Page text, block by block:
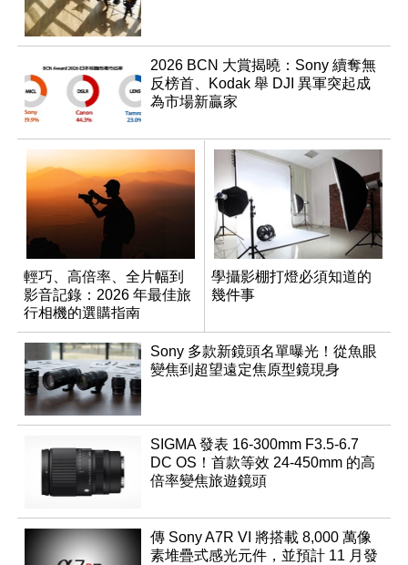
2026 BCN 大賞揭曉：Sony 續奪無
反榜首、Kodak 舉 DJI 異軍突起成
為市場新贏家
輕巧、高倍率、全片幅到
影音記錄：2026 年最佳旅
行相機的選購指南
學攝影棚打燈必須知道的
幾件事
Sony 多款新鏡頭名單曝光！從魚眼
變焦到超望遠定焦原型鏡現身
SIGMA 發表 16-300mm F3.5-6.7
DC OS！首款等效 24-450mm 的高
倍率變焦旅遊鏡頭
傳 Sony A7R VI 將搭載 8,000 萬像
素堆疊式感光元件，並預計 11 月發